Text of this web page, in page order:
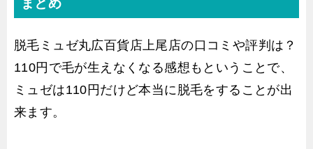
脱毛ミュゼ丸広百貨店上尾店の口コミや評判は？
110円で毛が生えなくなる感想もということで、
ミュゼは110円だけど本当に脱毛をすることが出
来ます。